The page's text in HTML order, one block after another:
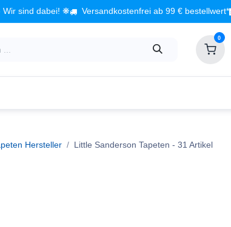
Wir sind dabei! ❋ Versandkostenfrei ab 99 € bestellwert*
0
Hersteller Little Sanderson Tapeten - 31 Artikel